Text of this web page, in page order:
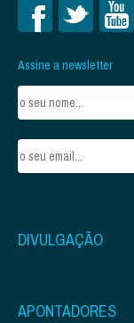
Assine a newsletter
DIVULGAÇÃO
APONTADORES